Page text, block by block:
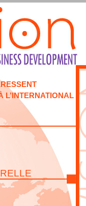
L’INTERNATIONAL